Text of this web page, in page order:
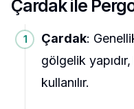
Çardak ile
Çardak:
gölgelik
kullanılır.